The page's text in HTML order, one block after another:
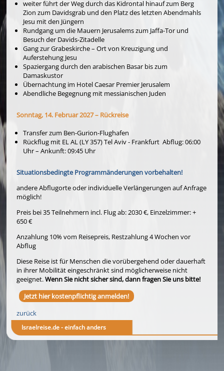
weiter führt der Weg durch das Kidrontal hinauf zum Berg
Zion zum Davidsgrab und den Platz des letzten Abendmahls
Jesu mit den Jüngern
Rundgang um die Mauern Jerusalems zum Jaffa-Tor und
Besuch der Davids-Zitadelle
Gang zur Grabeskirche – Ort von Kreuzigung und
Auferstehung Jesu
Spaziergang durch den arabischen Basar bis zum
Damaskustor
Übernachtung im Hotel Caesar Premier Jerusalem
Abendliche Begegnung mit messianischen Juden
Sonntag, 14. Februar 2027 – Rückreise
Transfer zum Ben-Gurion-Flughafen
Rückflug mit EL AL (LY 357) Tel Aviv - Frankfurt Abflug: 06:00
Uhr – Ankunft: 09:45 Uhr
Situationsbedingte Programmänderungen vorbehalten!
andere Abflugorte oder individuelle Verlängerungen auf Anfrage
möglich!
Preis bei 35 Teilnehmern incl. Flug ab: 2030 €, Einzelzimmer: +
650 €
Anzahlung 10% vom Reisepreis, Restzahlung 4 Wochen vor
Abflug
Diese Reise ist für Menschen die vorübergehend oder dauerhaft
in ihrer Mobilität eingeschränkt sind möglicherweise nicht
geeignet.Wenn Sie nicht sicher sind, dann fragen Sie uns bitte!
Jetzt hier kostenpflichtig anmelden!
zurück
Israelreise.de - einfach anders